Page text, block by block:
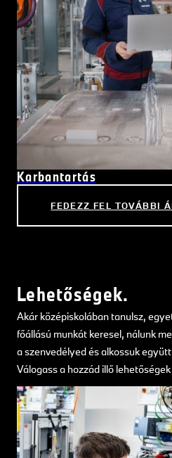
Karbantartás
FEDEZZ FEL TOVÁBBI
Lehetőségek.
Akár középiskolában tanulsz,
főállású munkát keresel, nálunk
a szenvedélyed és alkossuk
Válogass a hozzád illő